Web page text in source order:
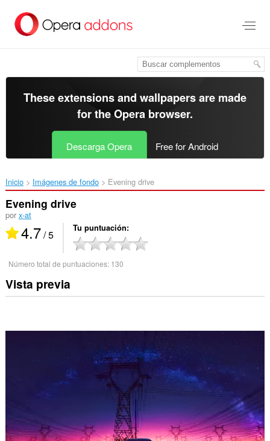
contenido
These extensions and wallpapers are made
for theOpera browser.
Descarga Opera Free for Android
Inicio Imágenes de fondo Evening drive‎
Evening drive
por x-at
4.7/ 5 Tu puntuación
Número total de puntuaciones: 130
Vista previa